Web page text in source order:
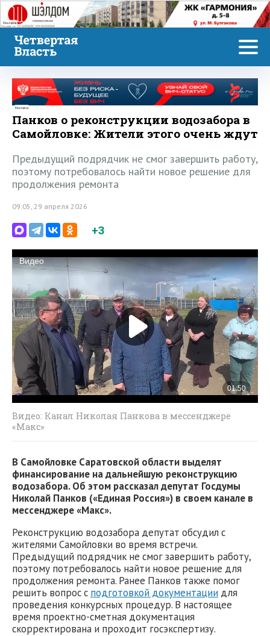
Реклама
Реклама
Панков о реконструкции водозабора в
Самойловке: Жители этого очень ждут
Предыдущий подрядчик не смог завершить работу,
поэтому потребовалось найти новое решение для
продолжения ремонта
09:05, 29 апреля 2026
+3
Видео: Канал Николая Панкова в мессенджере
«Макс»
В Самойловке Саратовской области выделят
финансирование на дальнейшую реконструкцию
водозабора. Об этом рассказал депутат Госдумы
Николай Панков («Единая Россия») в своем канале в
мессенджере «Макс».
Реконструкцию водозабора депутат обсудил с
жителями Самойловки во время встречи.
Предыдущий подрядчик не смог завершить работу,
поэтому потребовалось найти новое решение для
продолжения ремонта. Ранее Панков также помог
решить вопрос с подготовкой документации для
проведения конкурсных процедур. В настоящее
время проектно-сметная документация
скорректирована и проходит госэкспертизу.